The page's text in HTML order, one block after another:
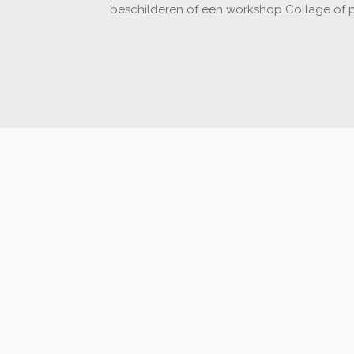
beschilderen of een workshop Collage of